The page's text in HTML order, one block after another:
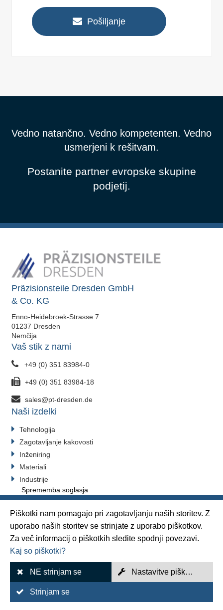
Pošiljanje
Vedno natančno. Vedno kompetenten. Vedno
usmerjeni k rešitvam.
Postanite partner evropske skupine
podjetij.
Präzisionsteile Dresden GmbH
& Co. KG
Enno-Heidebroek-Strasse 7
01237 Dresden
Nemčija
Vaš stik z nami
+49 (0) 351 83984-0
+49 (0) 351 83984-18
sales@pt-dresden.de
Naši izdelki
Tehnologija
Zagotavljanje kakovosti
Inženiring
Materiali
Industrije
Sprememba soglasja
Kazalo
Varstvo podatkov
Piškotki nam pomagajo pri zagotavljanju naših storitev. Z
uporabo naših storitev se strinjate z uporabo piškotkov.
Za več informacij o piškotkih sledite spodnji povezavi.
Kaj so piškotki?
NE strinjam se Nastavitve piškotkov
Strinjam se